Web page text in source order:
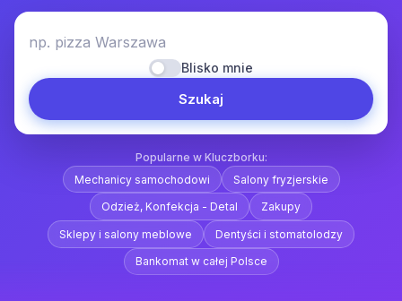
np. pizza Warszawa
Blisko mnie
Szukaj
Popularne w Kluczborku:
Mechanicy samochodowi
Salony fryzjerskie
Odzież, Konfekcja - Detal Zakupy
Sklepy i salony meblowe Dentyści i stomatolodzy
Bankomat w całej Polsce